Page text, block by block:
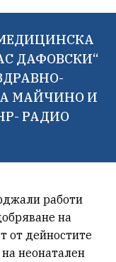
ДАФОВСКИ“
МАЙЧИНО И
РАДИО
работи
на
от дейностите
неонатален